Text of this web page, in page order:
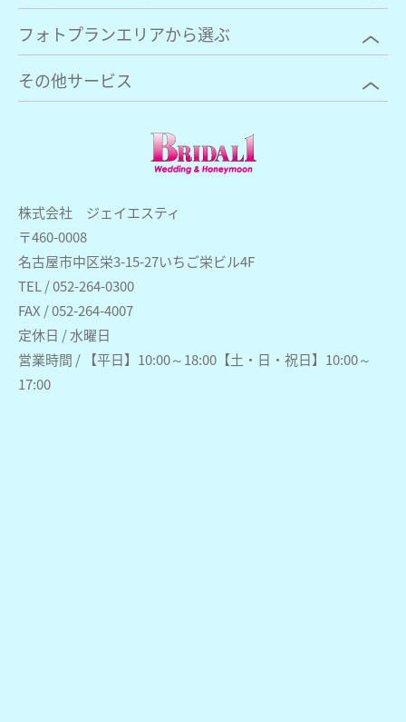
株式会社 ジェイエスティ
〒460-0008
名古屋市中区栄3-15-27いちご栄ビル4F
TEL / 052-264-0300
FAX / 052-264-4007
定休日 / 水曜日
営業時間 / 【平日】10:00～18:00【土・日・祝日】10:00～
17:00
フォトプランエリアから選ぶ
その他サービス